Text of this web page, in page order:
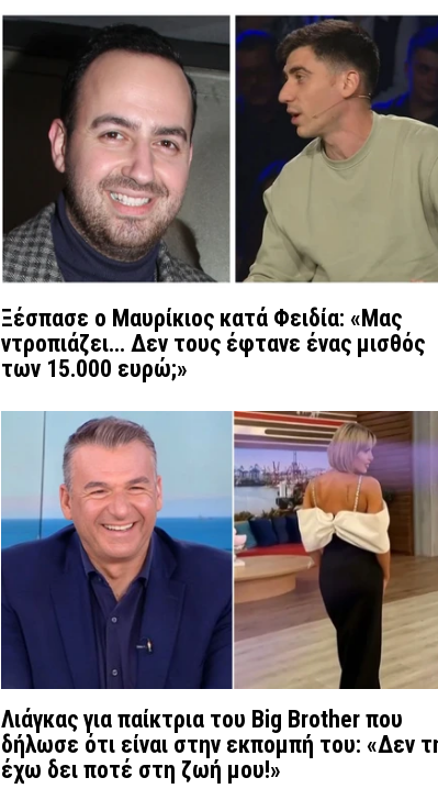
Ξέσπασε ο Μαυρίκιος κατά Φειδία: «Μας
ντροπιάζει... Δεν τους έφτανε ένας μισθός
των 15.000 ευρώ;»
Λιάγκας για παίκτρια του Big Brother που
δήλωσε ότι είναι στην εκπομπή του: «Δεν
έχω δει ποτέ στη ζωή μου!»